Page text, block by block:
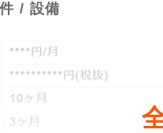
/ 設備